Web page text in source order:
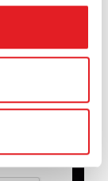
na
wPolityce
*